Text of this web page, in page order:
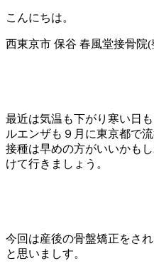
こんにちは。
西東京市 保谷 春風堂接骨院(
最近は気温も下がり寒い日
ルエンザも９月に東京都で
接種は早めの方がいいかも
けて行きましょう。
今回は産後の骨盤矯正をさ
と思いましす。